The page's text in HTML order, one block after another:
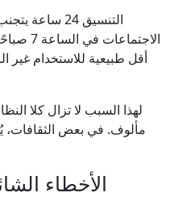
التنسيق 24
لهذا السبب لا تزال كلا
مألوف. في بعض
الأخطاء